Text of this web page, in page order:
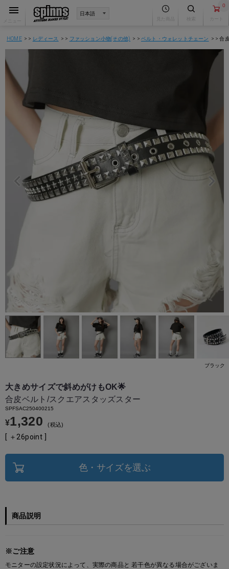
0
HOME レディース ファッション小物(その他) ベルト・ウォレットチェーン 合
大きめサイズで斜めがけもOK🌟
合皮ベルト/スクエアスタッズスター
SPFSAC250400215
¥1,320 税込
[ ＋ 26point ]
色・サイズを選ぶ
商品説明
※ご注意
モニターの設定状況によって、実際の商品と 若干色が異なる場合がございま
ブラック